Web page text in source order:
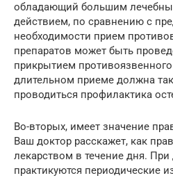
обладающий большим
действием, по сравнению с
необходимости прием
препаратов может быть
прикрытием
длительном приеме должна
проводиться профилактика
Во-вторых, имеет значение
Ваш доктор расскажет, как
лекарством в течение дня.
практикуются периодические